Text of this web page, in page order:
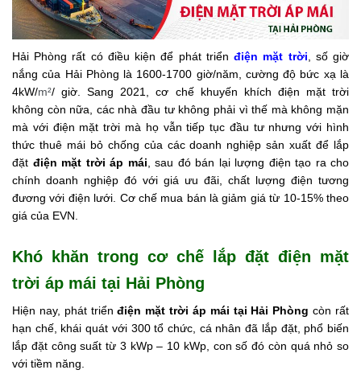
Hải Phòng rất có điều kiện để phát triểnđiện mặt trời , số giờ
nắng của Hải Phòng là 1600-1700 giờ/năm, cường độ bức xạ là
4kW/m²/ giờ. Sang 2021, cơ chế khuyến khích điện mặt trời
không còn nữa, các nhà đầu tư không phải vì thế mà không mặn
mà với điện mặt trời mà họ vẫn tiếp tục đầu tư nhưng với hình
thức thuê mái bỏ chống của các doanh nghiệp sản xuất để lắp
đặt điện mặt trời áp mái , sau đó bán lại lượng điện tạo ra cho
chính doanh nghiệp đó với giá ưu đãi, chất lượng điện tương
đương với điện lưới. Cơ chế mua bán là giảm giá từ 10-15% theo
giá của EVN.
Khó khăn trong cơ chế lắp đặt điện mặt
trời áp mái tại Hải Phòng
Hiện nay, phát triểnđiện mặt trời áp mái tại Hải Phòng còn rất
hạn chế, khái quát với 300 tổ chức, cá nhân đã lắp đặt, phổ biến
lắp đặt công suất từ 3 kWp – 10 kWp, con số đó còn quá nhỏ so
với tiềm năng.